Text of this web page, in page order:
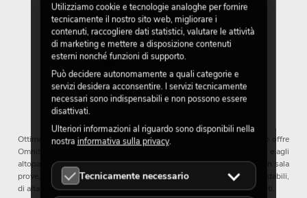
Buona qualità a un prezzo equo
Ottime apparecchiature audio a prezzi accessibili: questo è ciò che offre
Omnitronic. La gamma di prodotti spazia dai mixer per DJ alle cuffie e agli
altoparlanti. Che si tratti di DJ in discoteca, musicisti sul palco o in sala
prove, gestori di ristoranti o bar, tutti possono godere di prodotti affidabili,
di alta qualità, dotati delle più recenti tecnologie e a prezzi convenienti.
Utilizziamo cookie e tecnologie analoghe per fornire
tecnicamente il nostro sito web, migliorare i
contenuti, raccogliere dati statistici, valutare le attività
di marketing e mettere a disposizione contenuti
esterni nonché funzioni di supporto.
Può decidere autonomamente a quali categorie e
servizi desidera acconsentire. I servizi tecnicamente
necessari sono indispensabili e non possono essere
disattivati.
Ulteriori informazioni al riguardo sono disponibili nella
nostra informativa sulla privacy.
Tecnicamente necessario